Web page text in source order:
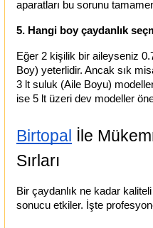
aparatları bu sorunu
5. Hangi boy çaydanlık
Eğer 2 kişilik bir aileyseniz
Boy) yeterlidir. Ancak sık
3 lt suluk (Aile Boyu)
ise 5 lt üzeri dev modeller
Birtopal İle
Sırları
Bir çaydanlık ne kadar
sonucu etkiler. İşte